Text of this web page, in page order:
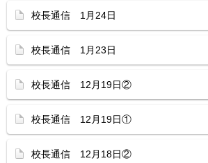
校長通信 1月24日
校長通信 1月23日
校長通信 12月19日②
校長通信 12月19日①
校長通信 12月18日②